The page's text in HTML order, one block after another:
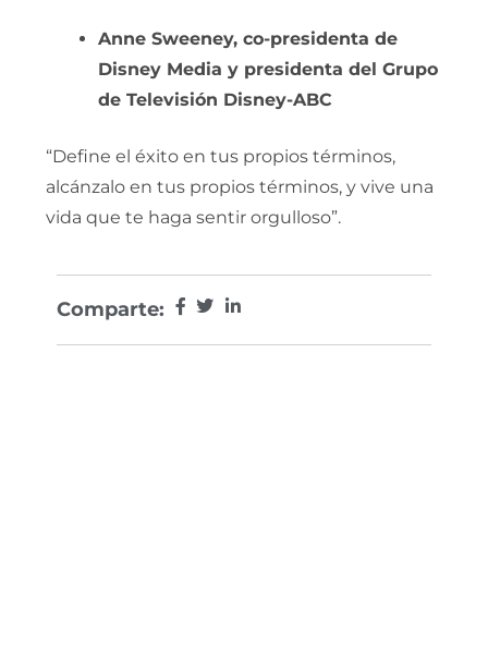
Anne Sweeney, co-presidenta de
Disney Media y presidenta del Grupo
de Televisión Disney-ABC
“Define el éxito en tus propios términos,
alcánzalo en tus propios términos, y vive una
vida que te haga sentir orgulloso”.
Comparte: